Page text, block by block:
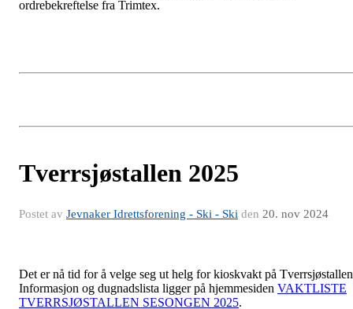
ordrebekreftelse fra Trimtex.
Tverrsjøstallen 2025
Postet av Jevnaker Idrettsforening - Ski - Ski den 20. nov 2024
Det er nå tid for å velge seg ut helg for kioskvakt på
Informasjon og dugnadslista ligger på hjemmesiden VAKTLISTE
TVERRSJØSTALLEN SESONGEN 2025.